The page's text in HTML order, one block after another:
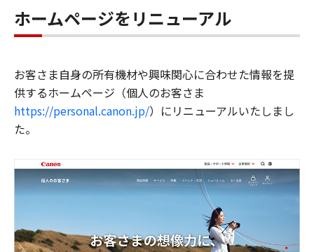
ホームページをリニューアル
お客さま自身の所有機材や興味関心に合わせた情報を提
供するホームページ（個人のお客さま
https://personal.canon.jp/）にリニューアルいたしまし
た。